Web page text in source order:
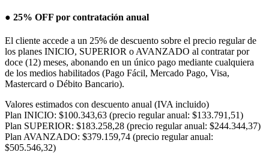
● 25% OFF por contratación anual
El cliente accede a un 25% de descuento sobre el precio regular de
los planes INICIO, SUPERIOR o AVANZADO al contratar por
doce (12) meses, abonando en un único pago mediante cualquiera
de los medios habilitados (Pago Fácil, Mercado Pago, Visa,
Mastercard o Débito Bancario).
Valores estimados con descuento anual (IVA incluido)
Plan INICIO: $100.343,63 (precio regular anual: $133.791,51)
Plan SUPERIOR: $183.258,28 (precio regular anual: $244.344,37)
Plan AVANZADO: $379.159,74 (precio regular anual:
$505.546,32)